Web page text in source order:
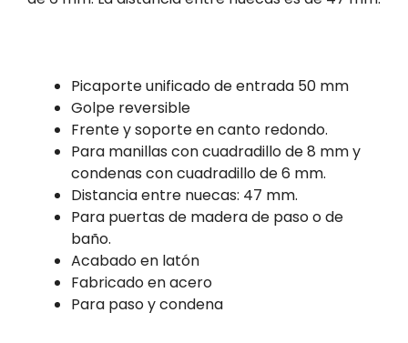
Picaporte unificado de entrada 50 mm
Golpe reversible
Frente y soporte en canto redondo.
Para manillas con cuadradillo de 8 mm y
condenas con cuadradillo de 6 mm.
Distancia entre nuecas: 47 mm.
Para puertas de madera de paso o de
baño.
Acabado en latón
Fabricado en acero
Para paso y condena